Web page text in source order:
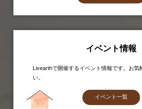
イベント情報
Livearthで開催するイベント情報です。お気
い。
イベント一覧